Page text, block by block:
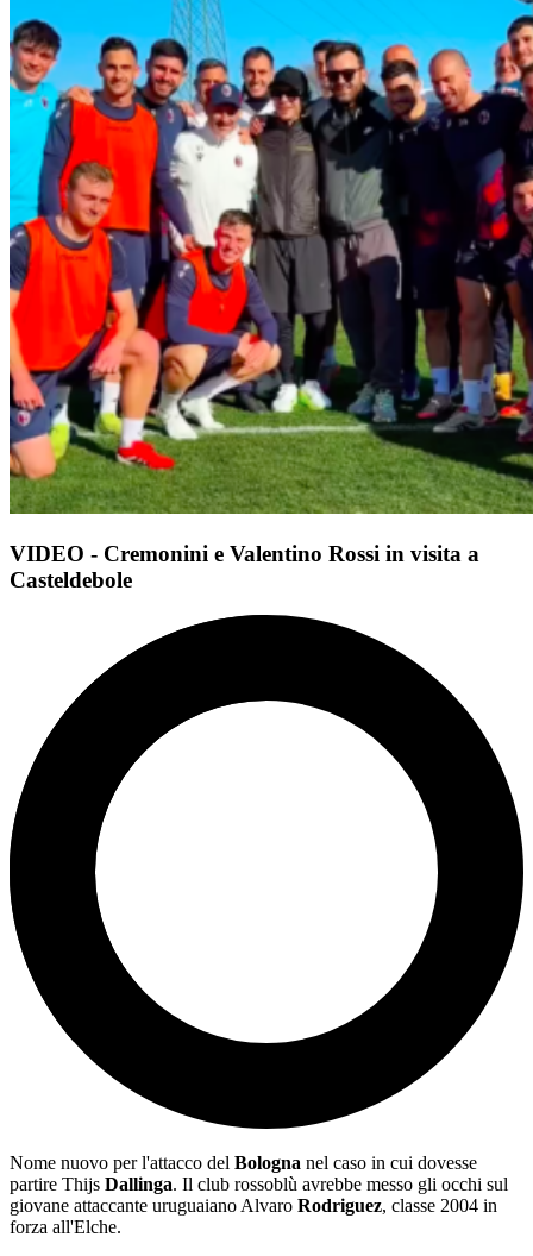
VIDEO - Cremonini e Valentino Rossi in visita a
Casteldebole
Nome nuovo per l'attacco del Bologna nel caso in cui dovesse
partire Thijs Dallinga. Il club rossoblù avrebbe messo gli occhi sul
giovane attaccante uruguaiano Alvaro Rodriguez, classe 2004 in
forza all'Elche.